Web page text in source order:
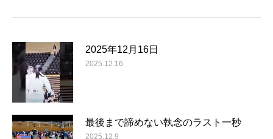
2025年12月16日
2025.12.16
最後まで諦めない執念のラスト一秒
2025.12.9